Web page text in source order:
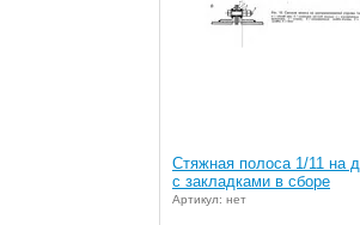
Стяжная полоса 1/11 на
с закладками в сборе
Артикул: нет